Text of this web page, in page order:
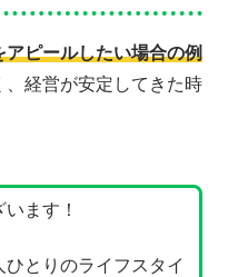
ピールしたい場合の例
、経営が安定してきた時
ます！
とりのライフスタイ